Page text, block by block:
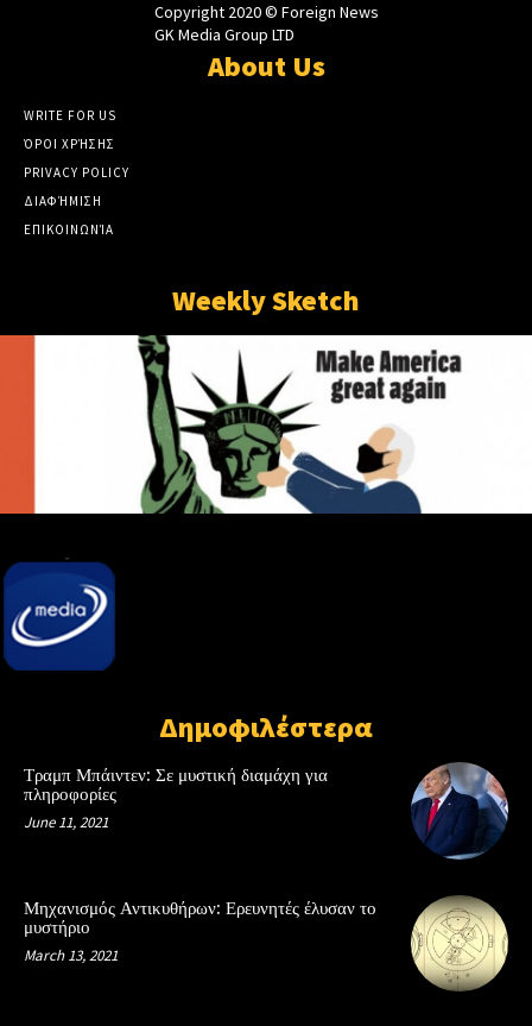
Copyright 2020 © Foreign News
GK Media Group LTD
About Us
WRITE FOR US
ΌΡΟΙ ΧΡΉΣΗΣ
PRIVACY POLICY
ΔΙΑΦΉΜΙΣΗ
ΕΠΙΚΟΙΝΩΝΊΑ
Weekly Sketch
Δημοφιλέστερα
Τραμπ Μπάιντεν: Σε μυστική διαμάχη για
πληροφορίες
June 11, 2021
Μηχανισμός Αντικυθήρων: Ερευνητές έλυσαν το
μυστήριο
March 13, 2021